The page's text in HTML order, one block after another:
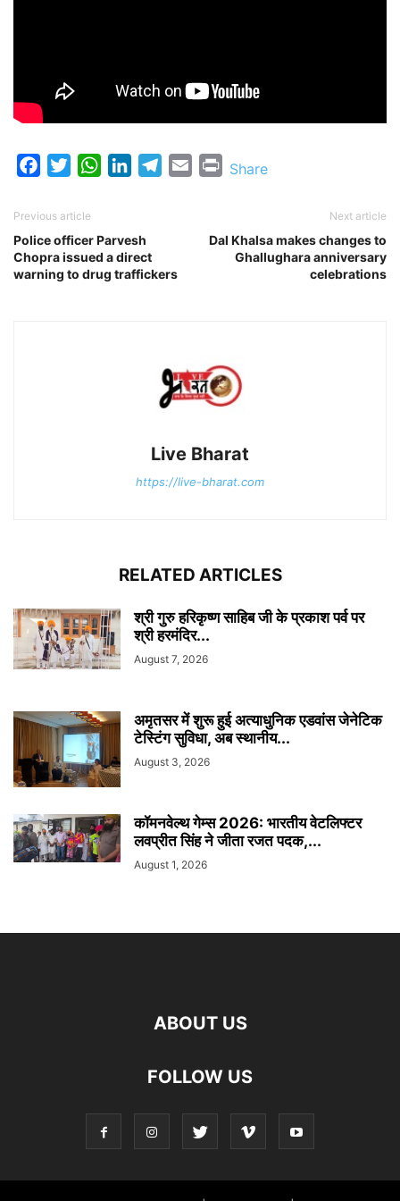
FacebookTwitterWhatsAppLinkedInTelegram
Email Print
Share
Previous article
Police officer Parvesh
Chopra issued a direct
warning to drug traffickers
Next article
Dal Khalsa makes changes to
Ghallughara anniversary
celebrations
Live Bharat
https://live-bharat.com
RELATED ARTICLES
श्री गुरु हरिकृष्ण साहिब जी के प्रकाश पर्व पर
श्री हरमंदिर...
August 7, 2026
अमृतसर में शुरू हुई अत्याधुनिक एडवांस जेनेटिक
टेस्टिंग सुविधा, अब स्थानीय...
August 3, 2026
कॉमनवेल्थ गेम्स 2026: भारतीय वेटलिफ्टर
लवप्रीत सिंह ने जीता रजत पदक,...
August 1, 2026
ABOUT US
FOLLOW US